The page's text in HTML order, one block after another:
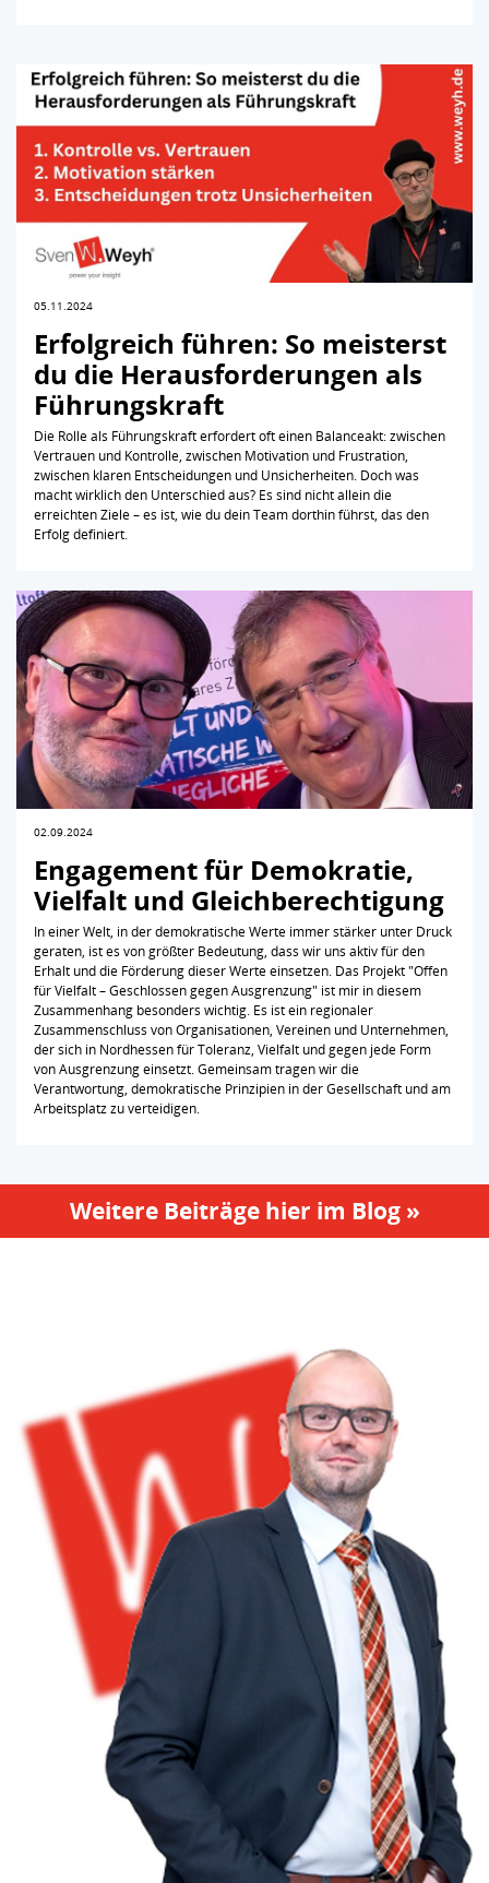
05.11.2024
Erfolgreich führen: So meisterst
du die Herausforderungen als
Führungskraft
Die Rolle als Führungskraft erfordert oft einen Balanceakt: zwischen
Vertrauen und Kontrolle, zwischen Motivation und Frustration,
zwischen klaren Entscheidungen und Unsicherheiten. Doch was
macht wirklich den Unterschied aus? Es sind nicht allein die
erreichten Ziele – es ist, wie du dein Team dorthin führst, das den
Erfolg definiert.
02.09.2024
Engagement für Demokratie,
Vielfalt und Gleichberechtigung
In einer Welt, in der demokratische Werte immer stärker unter Druck
geraten, ist es von größter Bedeutung, dass wir uns aktiv für den
Erhalt und die Förderung dieser Werte einsetzen. Das Projekt "Offen
für Vielfalt – Geschlossen gegen Ausgrenzung" ist mir in diesem
Zusammenhang besonders wichtig. Es ist ein regionaler
Zusammenschluss von Organisationen, Vereinen und Unternehmen,
der sich in Nordhessen für Toleranz, Vielfalt und gegen jede Form
von Ausgrenzung einsetzt. Gemeinsam tragen wir die
Verantwortung, demokratische Prinzipien in der Gesellschaft und am
Arbeitsplatz zu verteidigen.
Weitere Beiträge hier im Blog »